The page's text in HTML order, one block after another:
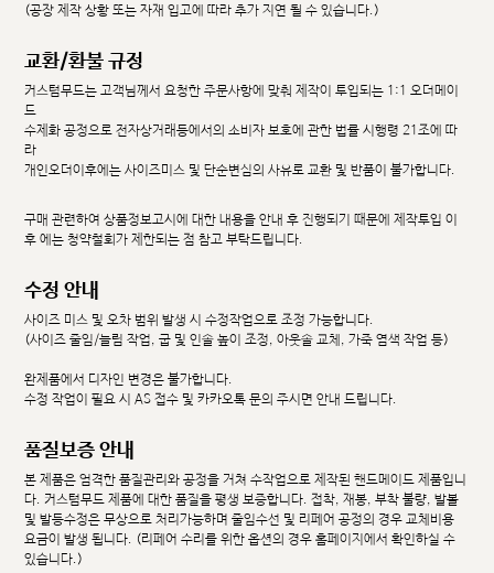
(공장 제작 상황 또는 자재 입고에 따라 추가 지연 될 수 있습니다.)
교환/환불 규정
커스텀무드는 고객님께서 요청한 주문사항에 맞춰 제작이 투입되는 1:1 오더메이
드
수제화 공정으로 전자상거래등에서의 소비자 보호에 관한 법률 시행령 21조에 따
라
개인오더이후에는 사이즈미스 및 단순변심의 사유로 교환 및 반품이 불가합니다.
구매 관련하여 상품정보고시에 대한 내용을 안내 후 진행되기 때문에 제작투입 이
후 에는 청약철회가 제한되는 점 참고 부탁드립니다.
수정 안내
사이즈 미스 및 오차 범위 발생 시 수정작업으로 조정 가능합니다.
(사이즈 줄임/늘림 작업, 굽 및 인솔 높이 조정, 아웃솔 교체, 가죽 염색 작업 등)
완제품에서 디자인 변경은 불가합니다.
수정 작업이 필요 시 AS 접수 및 카카오톡 문의 주시면 안내 드립니다.
품질보증 안내
본 제품은 엄격한 품질관리와 공정을 거쳐 수작업으로 제작된 핸드메이드 제품입니
다. 커스텀무드 제품에 대한 품질을 평생 보증합니다. 접착, 재봉, 부착 불량, 발볼
및 발등수정은 무상으로 처리가능하며 줄임수선 및 리페어 공정의 경우 교체비용
요금이 발생 됩니다. (리페어 수리를 위한 옵션의 경우 홈페이지에서 확인하실 수
있습니다.)